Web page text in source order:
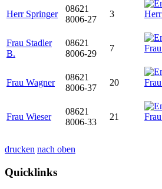
Herr Springer
08621
8006-27
3
Frau Stadler
B.
08621
8006-29
7
Frau Wagner
08621
8006-37
20
Frau Wieser
08621
8006-33
21
drucken nach oben
Quicklinks